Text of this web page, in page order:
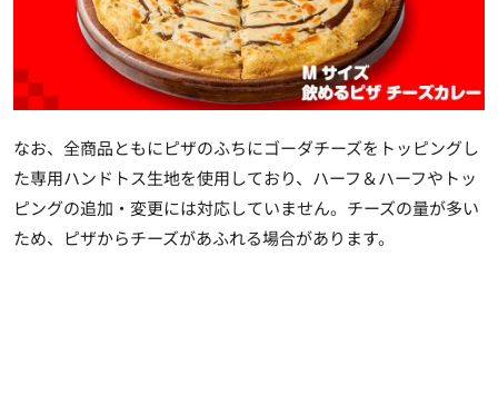
なお、全商品ともにピザのふちにゴーダチーズをトッピングし
た専用ハンドトス生地を使用しており、ハーフ＆ハーフやトッ
ピングの追加・変更には対応していません。チーズの量が多い
ため、ピザからチーズがあふれる場合があります。